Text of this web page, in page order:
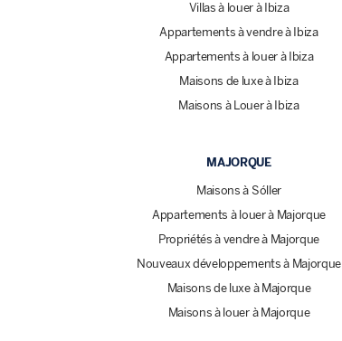
Villas à louer à Ibiza
Appartements à vendre à Ibiza
Appartements à louer à Ibiza
Maisons de luxe à Ibiza
Maisons à Louer à Ibiza
MAJORQUE
Maisons à Sóller
Appartements à louer à Majorque
Propriétés à vendre à Majorque
Nouveaux développements à Majorque
Maisons de luxe à Majorque
Maisons à louer à Majorque